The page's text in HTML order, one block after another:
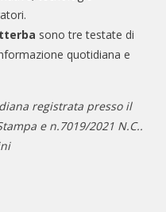
sono tre testate di
quotidiana e
registrata presso il
e n.7019/2021 N.C..